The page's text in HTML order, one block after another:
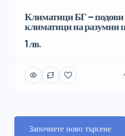
Климатици БГ – подови
климатици на разумни
1 лв.
Започнете ново търсене